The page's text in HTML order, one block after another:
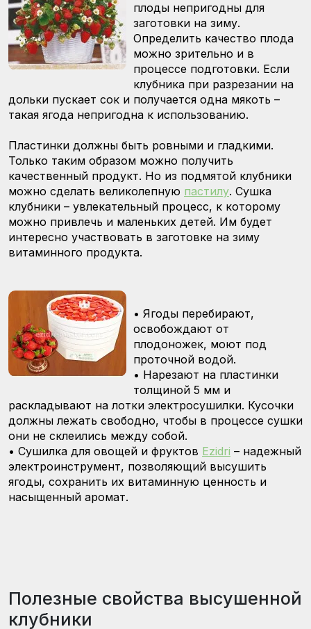
плоды непригодны для
заготовки на зиму.
Определить качество плода
можно зрительно и в
процессе подготовки. Если
клубника при разрезании на
дольки пускает сок и получается одна мякоть –
такая ягода непригодна к использованию.
Пластинки должны быть ровными и гладкими.
Только таким образом можно получить
качественный продукт. Но из подмятой клубники
можно сделать великолепную пастилу. Сушка
клубники – увлекательный процесс, к которому
можно привлечь и маленьких детей. Им будет
интересно участвовать в заготовке на зиму
витаминного продукта.
• Ягоды перебирают,
освобождают от
плодоножек, моют под
проточной водой.
• Нарезают на пластинки
толщиной 5 мм и
раскладывают на лотки электросушилки. Кусочки
должны лежать свободно, чтобы в процессе сушки
они не склеились между собой.
• Сушилка для овощей и фруктов Ezidri – надежный
электроинструмент, позволяющий высушить
ягоды, сохранить их витаминную ценность и
насыщенный аромат.
Полезные свойства высушенной
клубники